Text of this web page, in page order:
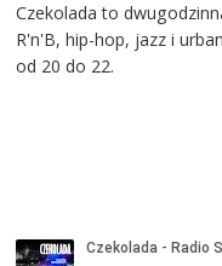
Czekolada to
R'n'B, hip-hop, jazz i
od 20 do 22.